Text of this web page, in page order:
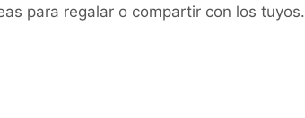
para regalar o compartir con los tuyos.